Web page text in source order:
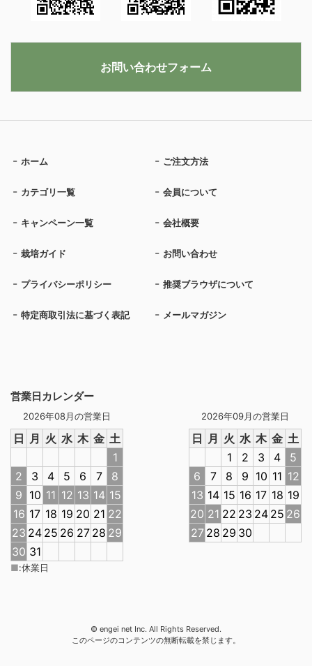
営業日カレンダー
2026年08月の営業日
日 月 火 水 木 金 土
1
2
3 4 5 6 7
8
9 10 11 12 13 14 15
16 17 18 19 20 21 22
23 24 25 26 27 28 29
30 31
2026年09月の営業日
日 月 火 水 木 金 土
1
2 3 4
5
6
7 8 9 10 11 12
13 14 15 16 17 18 19
20 21 22 23 24 25 26
27 28 29 30
■:休業日
ホーム ご注文方法
カテゴリ一覧 会員について
キャンペーン一覧 会社概要
栽培ガイド お問い合わせ
プライバシーポリシー 推奨ブラウザについて
特定商取引法に基づく表記 メールマガジン
お問い合わせフォーム
© engei net Inc. All Rights Reserved.
このページのコンテンツの無断転載を禁じます。